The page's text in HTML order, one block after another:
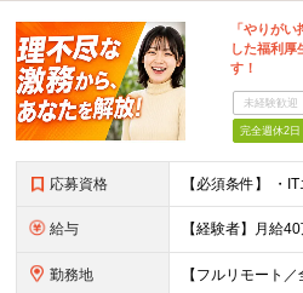
「やりが
した福利厚
す！
未経験歓迎
完全週休2日
応募資格
給与
勤務地